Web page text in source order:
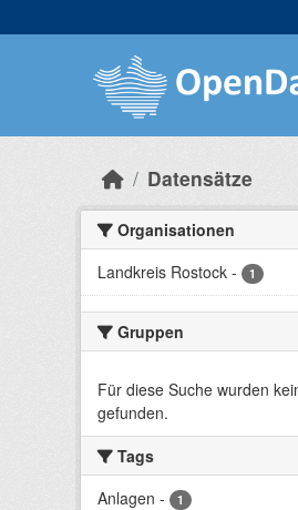
Datensätze
Organisationen
Landkreis Rostock - 1
Gruppen
Für diese Suche wurden
gefunden.
Tags
Anlagen - 1